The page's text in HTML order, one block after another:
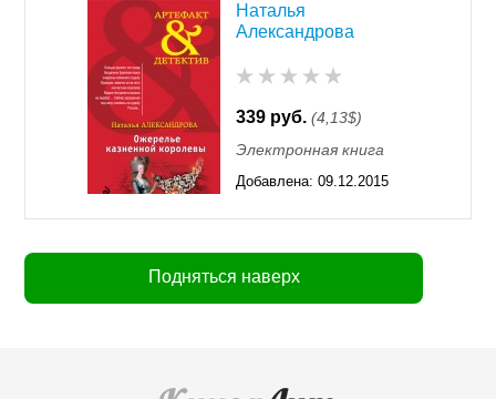
Наталья
Александрова
339 руб. (4,13$)
Электронная книга
Добавлена: 09.12.2015
Подняться наверх